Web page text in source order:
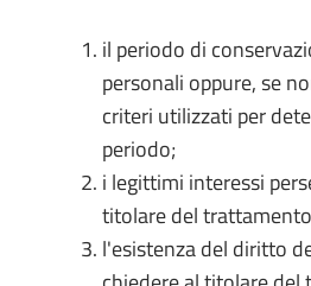
il periodo di
personali oppure, se
criteri utilizzati per
periodo;
i legittimi interessi
titolare del
l'esistenza del diritto